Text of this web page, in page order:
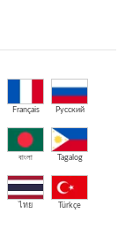
Français Русский
বাংলা Tagalog
ไทย Türkçe